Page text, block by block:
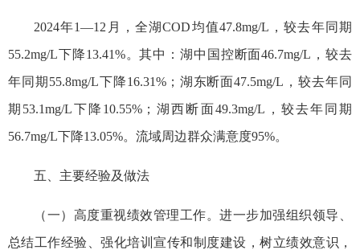
2024年1—12月，全湖COD均值47.8mg/L，较去年同期
55.2mg/L下降13.41%。其中：湖中国控断面46.7mg/L，较去
年同期55.8mg/L下降16.31%；湖东断面47.5mg/L，较去年同
期53.1mg/L下降10.55%；湖西断面49.3mg/L，较去年同期
56.7mg/L下降13.05%。流域周边群众满意度95%。
五、主要经验及做法
（一）高度重视绩效管理工作。进一步加强组织领导、
总结工作经验、强化培训宣传和制度建设，树立绩效意识，